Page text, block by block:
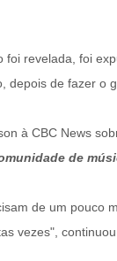
revelada, foi
depois de fazer o
à CBC News
de
de um pouco
vezes", continuou